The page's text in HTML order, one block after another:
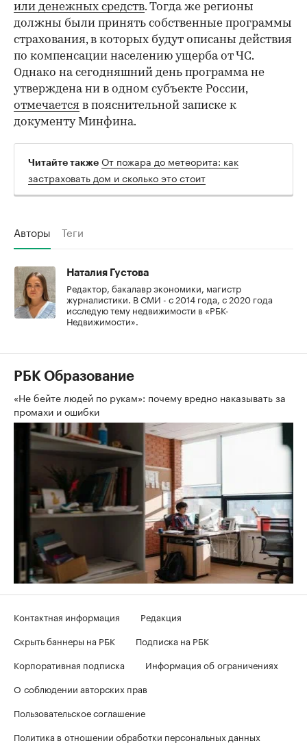
или денежных средств. Тогда же регионы
должны были принять собственные программы
страхования, в которых будут описаны действия
по компенсации населению ущерба от ЧС.
Однако на сегодняшний день программа не
утверждена ни в одном субъекте России,
отмечается в пояснительной записке к
документу Минфина.
Читайте также От пожара до метеорита: как
застраховать дом и сколько это стоит
Авторы Теги
Наталия Густова
Редактор, бакалавр экономики, магистр
журналистики. В СМИ - с 2014 года, с 2020 года
исследую тему недвижимости в «РБК-
Недвижимости».
РБК Образование
«Не бейте людей по рукам»: почему вредно наказывать за
промахи и ошибки
Контактная информация
Редакция
Скрыть баннеры на РБК
Подписка на РБК
Корпоративная подписка
Информация об ограничениях
О соблюдении авторских прав
Пользовательское соглашение
Политика в отношении обработки персональных данных